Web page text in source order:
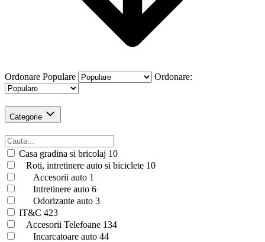
Ordonare Populare Ordonare:
Categorie
Casa gradina si bricolaj 10
Roti, intretinere auto si biciclete 10
Accesorii auto 1
Intretinere auto 6
Odorizante auto 3
IT&C 423
Accesorii Telefoane 134
Incarcatoare auto 44